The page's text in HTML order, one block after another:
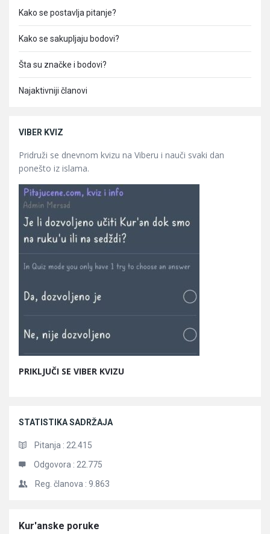
Kako se postavlja pitanje?
Kako se sakupljaju bodovi?
Šta su značke i bodovi?
Najaktivniji članovi
VIBER KVIZ
Pridruži se dnevnom kvizu na Viberu i nauči svaki dan
ponešto iz islama.
PRIKLJUČI SE VIBER KVIZU
STATISTIKA SADRŽAJA
Pitanja : 22.415
Odgovora : 22.775
Reg. članova : 9.863
Članci
Kur'anske poruke